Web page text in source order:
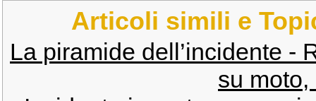
Articoli simili e
La piramide dell’incidente -
su